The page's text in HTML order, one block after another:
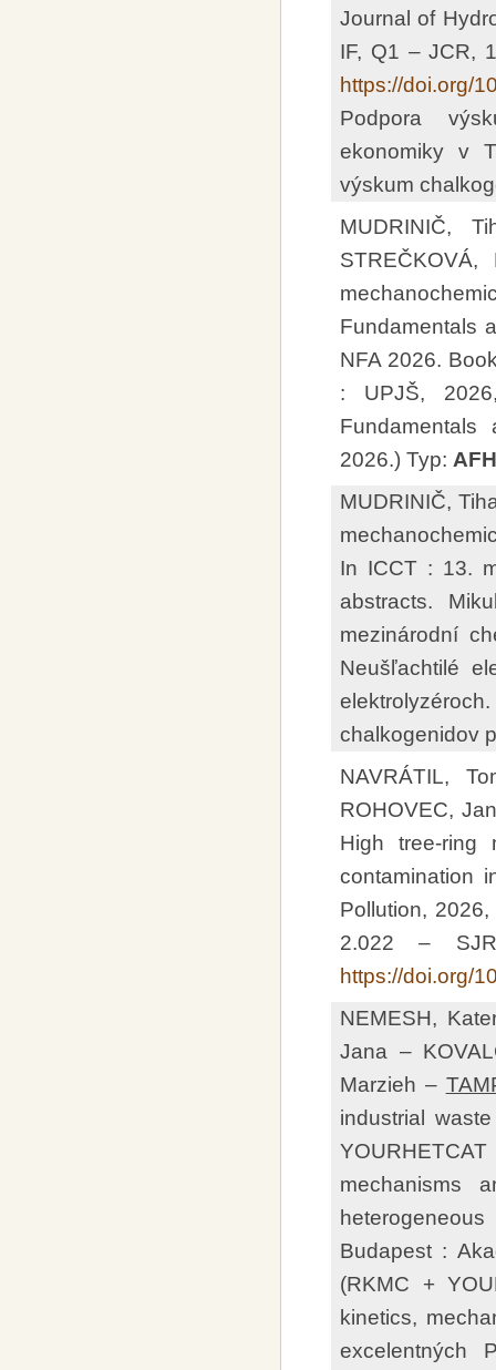
Journal of
IF, Q1 – JCR,
https://doi.org/
Podpora
ekonomiky v
výskum
MUDRINIČ,
Fundamentals
NFA 2026.
: UPJŠ,
2026.) Typ: AFH
MUDRINIČ,
In ICCT : 13.
abstracts.
mezinárodní
Neušľachtilé
chalkogenidov
NAVRÁTIL,
ROHOVEC,
High tree-ring
contamination
Pollution,
2.022 –
https://doi.org/
NEMESH,
Jana –
Marzieh –
industrial
mechanisms
Budapest :
(RKMC +
kinetics,
excelentných